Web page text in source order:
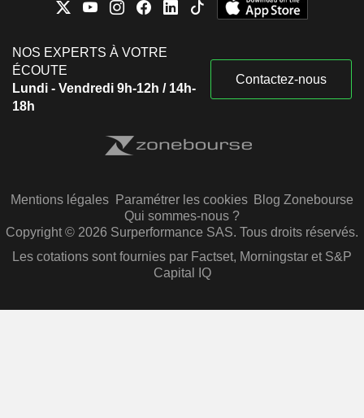
NOS EXPERTS À VOTRE
ÉCOUTE
Lundi - Vendredi 9h-12h / 14h-
18h
Contactez-nous
Mentions légales Paramétrer les cookies Blog Zonebourse
Qui sommes-nous ?
Copyright © 2026 Surperformance SAS. Tous droits réservés.
Les cotations sont fournies par Factset, Morningstar et S&P
Capital IQ